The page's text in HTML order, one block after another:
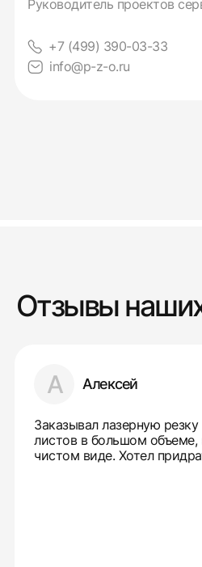
Руководитель проектов
+7 (499) 390-03-33
info@p-z-o.ru
Отзывы
А Алексей
Заказывал лазерную
листов в большом объеме,
чистом виде. Хотел